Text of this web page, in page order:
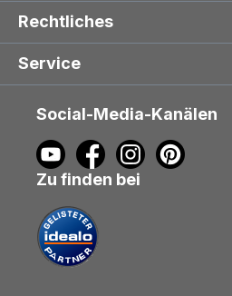
Rechtliches
Service
Social-Media-Kanälen
Zu finden bei